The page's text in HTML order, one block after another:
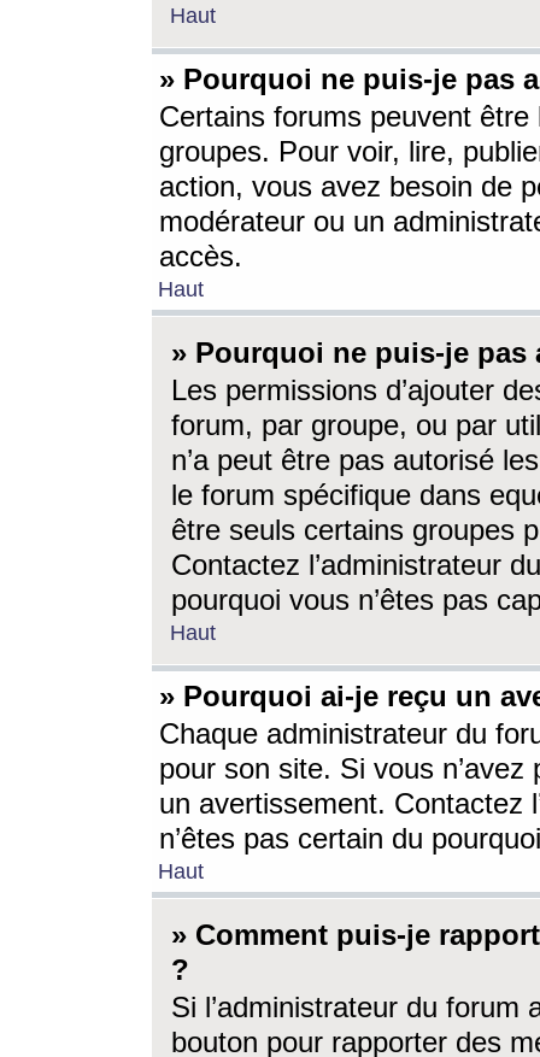
Haut
» Pourquoi ne puis-je pas
Certains forums peuvent être
groupes. Pour voir, lire,
action, vous avez besoin de
modérateur ou un
accès.
Haut
» Pourquoi ne puis-je
Les permissions d’ajouter
forum, par groupe, ou par
n’a peut être pas autorisé
le forum spécifique dans
être seuls certains groupes
Contactez l’administrateur
pourquoi vous n’êtes pas
Haut
» Pourquoi ai-je reçu un
Chaque administrateur du
pour son site. Si vous
un avertissement. Contactez
n’êtes pas certain du
Haut
» Comment puis-je
?
Si l’administrateur du forum
bouton pour rapporter des